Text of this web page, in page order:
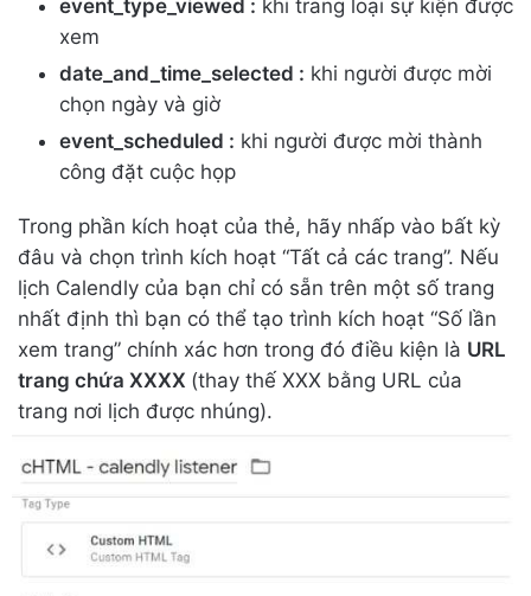
event_type_viewed : khi trang loại sự kiện được
xem
date_and_time_selected : khi người được mời
chọn ngày và giờ
event_scheduled : khi người được mời thành
công đặt cuộc họp
Trong phần kích hoạt của thẻ, hãy nhấp vào bất kỳ
đâu và chọn trình kích hoạt “Tất cả các trang”. Nếu
lịch Calendly của bạn chỉ có sẵn trên một số trang
nhất định thì bạn có thể tạo trình kích hoạt “Số lần
xem trang” chính xác hơn trong đó điều kiện là URL
trang chứa XXXX (thay thế XXX bằng URL của
trang nơi lịch được nhúng).